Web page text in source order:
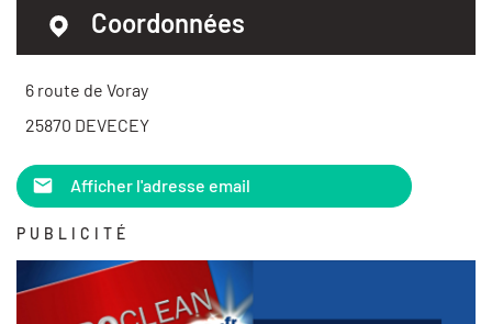
Coordonnées
6 route de Voray
25870 DEVECEY
Afficher l'adresse email
PUBLICITÉ